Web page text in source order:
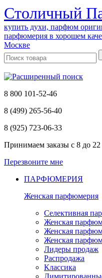
Cтоличный
купить духи, парфюм
парфюмерия в хорошем
Москве
8 800 101-52-46
8 (499) 265-56-40
8 (925) 723-06-33
Принимаем заказы с 8 до 22
Перезвоните мне
ПАРФЮМЕРИЯ
Женская парфюмерия
Селективная
Женская
Женская
Женская
Лидеры продаж
Распродажа
Классика